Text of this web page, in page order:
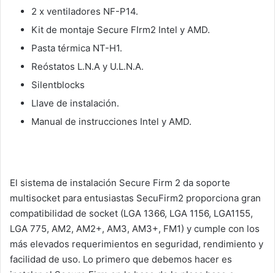
2 x ventiladores NF-P14.
Kit de montaje Secure FIrm2 Intel y AMD.
Pasta térmica NT-H1.
Reóstatos L.N.A y U.L.N.A.
Silentblocks
Llave de instalación.
Manual de instrucciones Intel y AMD.
El sistema de instalación Secure Firm 2 da soporte
multisocket para entusiastas SecuFirm2 proporciona gran
compatibilidad de socket (LGA 1366, LGA 1156, LGA1155,
LGA 775, AM2, AM2+, AM3, AM3+, FM1) y cumple con los
más elevados requerimientos en seguridad, rendimiento y
facilidad de uso. Lo primero que debemos hacer es